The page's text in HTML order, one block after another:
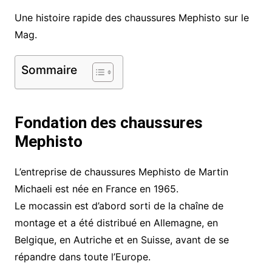
Une histoire rapide des chaussures Mephisto sur le
Mag.
Sommaire
Fondation des chaussures
Mephisto
L’entreprise de chaussures Mephisto de Martin
Michaeli est née en France en 1965.
Le mocassin est d’abord sorti de la chaîne de
montage et a été distribué en Allemagne, en
Belgique, en Autriche et en Suisse, avant de se
répandre dans toute l’Europe.